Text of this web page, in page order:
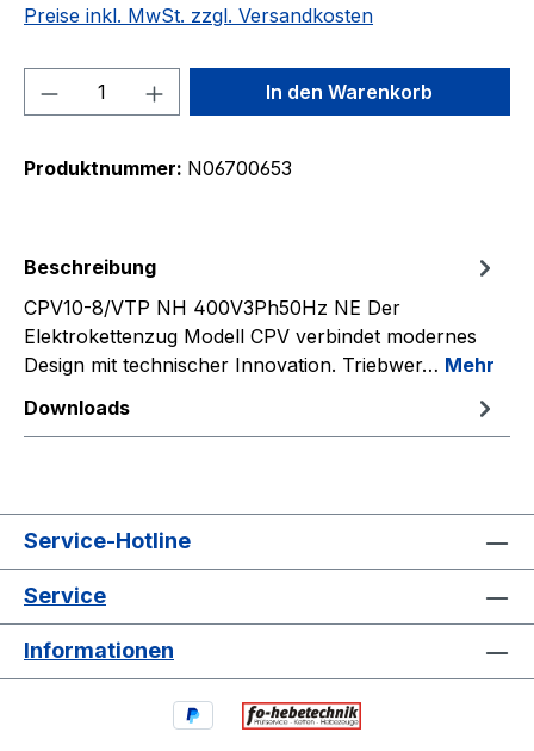
Preise inkl. MwSt. zzgl. Versandkosten
Produkt Anzahl: Gib denIn den Warenkorb
Produktnummer: N06700653
Beschreibung
CPV10-8/VTP NH 400V3Ph50Hz NE Der
Elektrokettenzug Modell CPV verbindet modernes
Design mit technischer Innovation. Triebwer… Mehr
Downloads
Service-Hotline
Service
Informationen